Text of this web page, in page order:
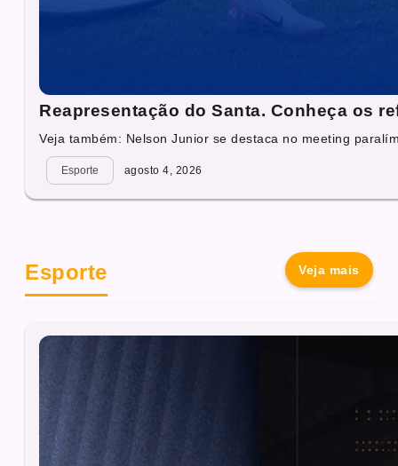
Reapresentação do Santa. Conheça os
Veja também: Nelson Junior se destaca no meeting
Esporte agosto 4, 2026
Esporte Veja mais